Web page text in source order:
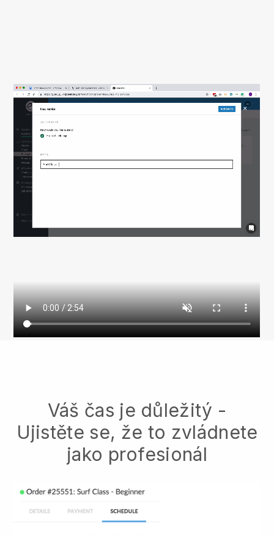
Váš čas je důležitý -
Ujistěte se, že to zvládnete
jako profesionál